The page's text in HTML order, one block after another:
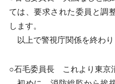
ては、要求された委員と調
します。
以上で警視庁関係を終わり
○石毛委員長 これより東京